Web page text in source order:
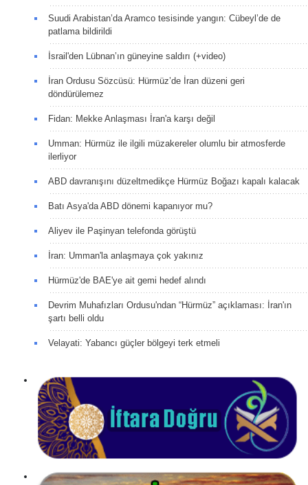
Suudi Arabistan’da Aramco tesisinde yangın: Cübeyl’de de
patlama bildirildi
İsrail'den Lübnan’ın güneyine saldırı (+video)
İran Ordusu Sözcüsü: Hürmüz’de İran düzeni geri
döndürülemez
Fidan: Mekke Anlaşması İran'a karşı değil
Umman: Hürmüz ile ilgili müzakereler olumlu bir atmosferde
ilerliyor
ABD davranışını düzeltmedikçe Hürmüz Boğazı kapalı kalacak
Batı Asya'da ABD dönemi kapanıyor mu?
Aliyev ile Paşinyan telefonda görüştü
İran: Umman'la anlaşmaya çok yakınız
Hürmüz'de BAE'ye ait gemi hedef alındı
Devrim Muhafızları Ordusu'ndan “Hürmüz” açıklaması: İran'ın
şartı belli oldu
Velayati: Yabancı güçler bölgeyi terk etmeli